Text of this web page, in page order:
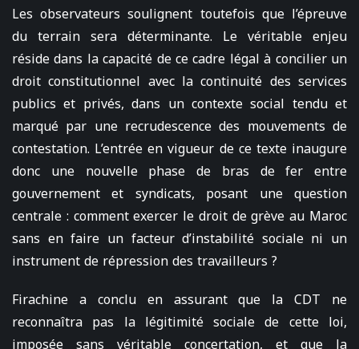
Les observateurs soulignent toutefois que l’épreuve
du terrain sera déterminante. Le véritable enjeu
réside dans la capacité de ce cadre légal à concilier un
droit constitutionnel avec la continuité des services
publics et privés, dans un contexte social tendu et
marqué par une recrudescence des mouvements de
contestation. L’entrée en vigueur de ce texte inaugure
donc une nouvelle phase de bras de fer entre
gouvernement et syndicats, posant une question
centrale : comment exercer le droit de grève au Maroc
sans en faire un facteur d’instabilité sociale ni un
instrument de répression des travailleurs ?
Firachine a conclu en assurant que la CDT ne
reconnaîtra pas la légitimité sociale de cette loi,